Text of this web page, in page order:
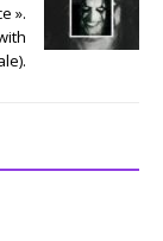
».